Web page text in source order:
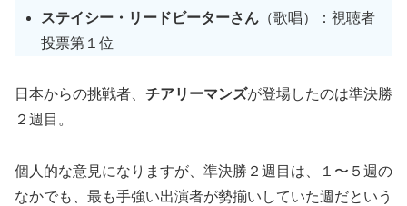
ステイシー・リードビーターさん （歌唱）：視聴者
投票第１位
日本からの挑戦者、 チアリーマンズが登場したのは準決勝
２週目。
個人的な意見になりますが、準決勝２週目は、１〜５週の
なかでも、最も手強い出演者が勢揃いしていた週だという